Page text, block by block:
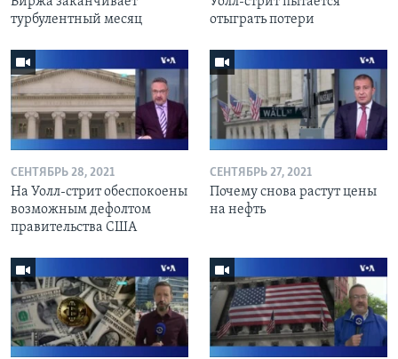
турбулентный месяц
отыграть потери
СЕНТЯБРЬ 28, 2021
На Уолл-стрит обеспокоены
возможным дефолтом
правительства США
СЕНТЯБРЬ 27, 2021
Почему снова растут цены
на нефть